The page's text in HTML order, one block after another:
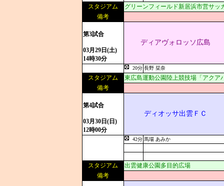
スタジアム
グリーンフィールド新居浜市営サッ
備考
第3試合
03月29日(土)
14時30分
ディアヴォロッソ広島
20分 長野 栞奈
スタジアム
東広島運動公園陸上競技場「アクア
備考
第4試合
03月30日(日)
12時00分
ディオッサ出雲ＦＣ
42分 馬場 あみか
スタジアム
出雲健康公園多目的広場
備考